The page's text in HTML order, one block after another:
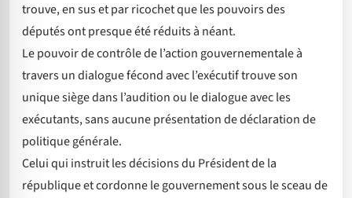
trouve, en sus et par ricochet que les pouvoirs des
députés ont presque été réduits à néant.
Le pouvoir de contrôle de l’action gouvernementale à
travers un dialogue fécond avec l’exécutif trouve son
unique siège dans l’audition ou le dialogue avec les
exécutants, sans aucune présentation de déclaration de
politique générale.
Celui qui instruit les décisions du Président de la
république et cordonne le gouvernement sous le sceau de